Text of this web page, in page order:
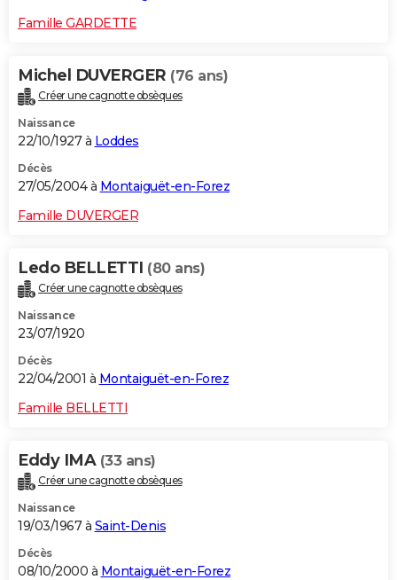
Famille GARDETTE
Michel DUVERGER (76 ans)
Créer une cagnotte obsèques
Naissance
22/10/1927 à Loddes
Décès
27/05/2004 à Montaiguët-en-Forez
Famille DUVERGER
Ledo BELLETTI (80 ans)
Créer une cagnotte obsèques
Naissance
23/07/1920
Décès
22/04/2001 à Montaiguët-en-Forez
Famille BELLETTI
Eddy IMA (33 ans)
Créer une cagnotte obsèques
Naissance
19/03/1967 à Saint-Denis
Décès
08/10/2000 à Montaiguët-en-Forez